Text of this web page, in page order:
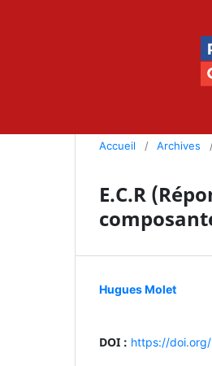
Accueil / Archives
E.C.R
Hugues Molet
DOI : https://